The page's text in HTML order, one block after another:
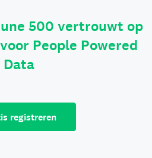
500 vertrouwt op
People Powered
Data
registreren